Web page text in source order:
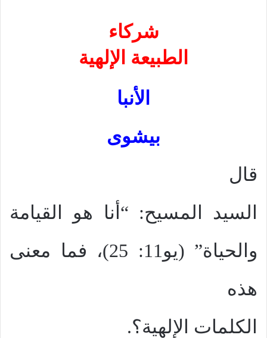
شركاء
الطبيعة الإلهية
لأنبا
بيشوى
قال
السيد المسيح: “أنا هو القيامة
والحياة” (يو11: 25)، فما معنى
هذه
الكلمات الإلهية؟.